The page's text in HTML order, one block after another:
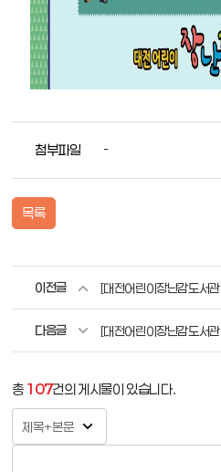
첨부파일 -
목록
이전글 [대전어린이장난감도서
다음글 [대전어린이장난감도서
총 107건의 게시물이 있습니다.